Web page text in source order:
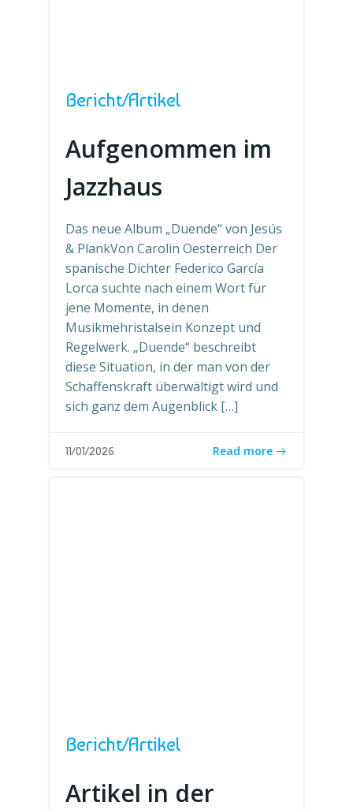
Bericht/Artikel
Aufgenommen im
Jazzhaus
Das neue Album „Duende“ von Jesús
& PlankVon Carolin Oesterreich Der
spanische Dichter Federico García
Lorca suchte nach einem Wort für
jene Momente, in denen
Musikmehristalsein Konzept und
Regelwerk. „Duende“ beschreibt
diese Situation, in der man von der
Schaffenskraft überwältigt wird und
sich ganz dem Augenblick […]
11/01/2026 Read more
Bericht/Artikel
Artikel in der